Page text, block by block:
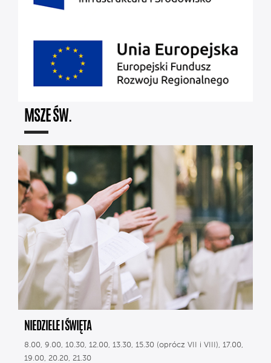
MSZE ŚW.
NIEDZIELE I ŚWIĘTA
8.00, 9.00, 10.30, 12.00, 13.30, 15.30 (oprócz VII i VIII), 17.00,
19.00, 20.20, 21.30